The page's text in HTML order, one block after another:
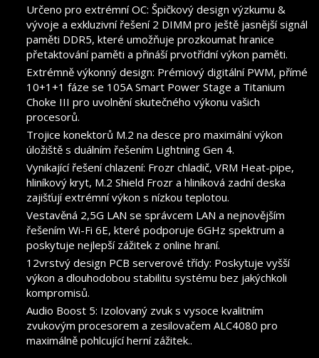
Určeno pro extrémní OC: Špičkový design výzkumu &
vývoje a exkluzivní řešení 2 DIMM pro ještě jasnější signál
paměti DDR5, které umožňuje prozkoumat hranice
přetaktování paměti a přináší prvotřídní výkon paměti.
Extrémně výkonný design: Prémiový digitální PWM, přímé
10+1+1 fáze se 105A Smart Power Stage a Titanium
Choke III pro uvolnění skutečného výkonu vašich
procesorů.
Trojice konektorů M.2 na desce pro maximální výkon
úložiště s duálním řešením Lightning Gen 4.
Vynikající řešení chlazení: Frozr chladič, VRM Heat-pipe,
hliníkový kryt, M.2 Shield Frozr a hliníková zadní deska
zajišťují extrémní výkon s nízkou teplotou.
Vestavěná 2,5G LAN se správcem LAN a nejnovějším
řešením Wi-Fi 6E, které podporuje 6GHz spektrum a
poskytuje nejlepší zážitek z online hraní.
12vrstvý design PCB serverové třídy: Poskytuje vyšší
výkon a dlouhodobou stabilitu systému bez jakýchkoli
kompromisů.
Audio Boost 5: Izolovaný zvuk s vysoce kvalitním
zvukovým procesorem a zesilovačem ALC4080 pro
maximálně pohlcující herní zážitek..